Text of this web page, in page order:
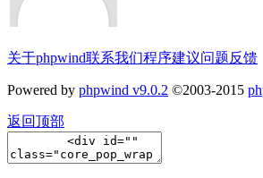
关于phpwind联系我们程序建议问题反馈
Powered by phpwind v9.0.2 ©2003-2015
返回顶部